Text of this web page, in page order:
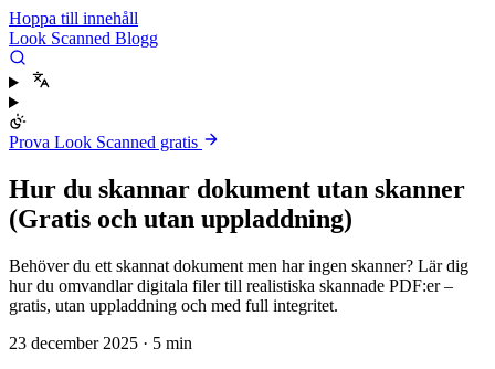
Hoppa till innehåll
Look Scanned Blogg
Prova Look Scanned gratis
Hur du skannar dokument utan skanner
(Gratis och utan uppladdning)
Behöver du ett skannat dokument men har ingen skanner? Lär dig
hur du omvandlar digitala filer till realistiska skannade PDF:er –
gratis, utan uppladdning och med full integritet.
23 december 2025 · 5 min